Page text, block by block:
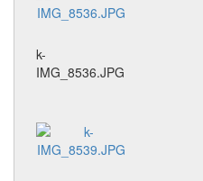
k-
IMG_8536.JPG